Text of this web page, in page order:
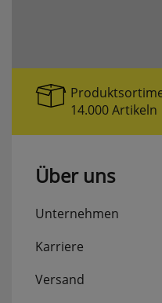
14.000 Artikeln
Über uns
Unternehmen
Karriere
Versand